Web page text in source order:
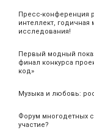
Пресс-конференция
интеллект, годичная
исследования!
Первый модный
финал конкурса
код»
Музыка и любовь:
Форум многодетных
участие?